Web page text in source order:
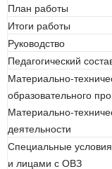
План работы
Итоги работы
Руководство
Педагогический
Материально-
образовательного
Материально-
деятельности
Специальные
и лицами с ОВЗ